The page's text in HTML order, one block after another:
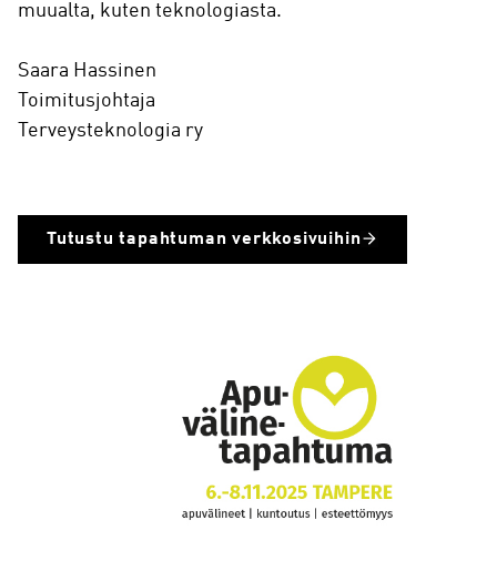
muualta, kuten teknologiasta.
Saara Hassinen
Toimitusjohtaja
Terveysteknologia ry
Tutustu tapahtuman verkkosivuihin